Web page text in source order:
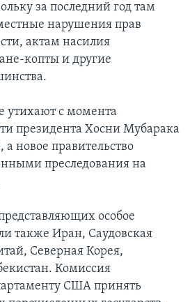
за последний год там
нарушения прав
актам насилия
копты и другие
утихают с момента
президента Хосни Мубарака
а новое правительство
преследования на
особое
также Иран, Саудовская
Северная Корея,
Комиссия
США принять